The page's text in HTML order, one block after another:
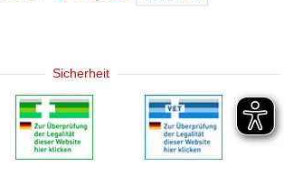
Sicherheit